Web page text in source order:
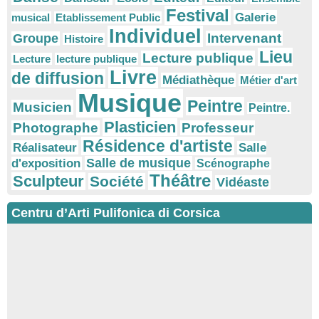
musical Etablissement Public Festival Galerie
Groupe Histoire Individuel Intervenant
Lecture lecture publique Lecture publique Lieu
de diffusion Livre Médiathèque Métier d'art
Musicien Musique Peintre Peintre.
Photographe Plasticien Professeur
Réalisateur Résidence d'artiste Salle
d'exposition Salle de musique Scénographe
Sculpteur Société Théâtre Vidéaste
Centru d’Arti Pulifonica di Corsica